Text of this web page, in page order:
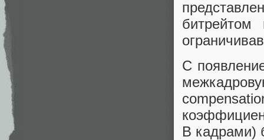
С
B кадрами)